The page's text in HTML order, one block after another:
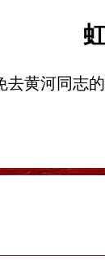
去黄河同志